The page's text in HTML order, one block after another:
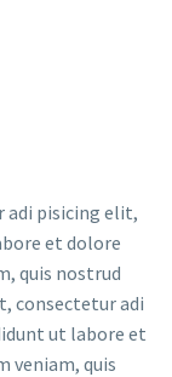
adi pisicing elit,
et dolore
quis nostrud
consectetur adi
ut labore et
veniam, quis